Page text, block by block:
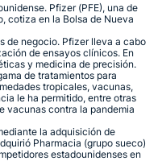
Pfizer (PFE), una de
cotiza en la Bolsa de Nueva
de negocio. Pfizer lleva a cabo
de ensayos clínicos. En
y medicina de precisión.
de tratamientos para
tropicales, vacunas,
le ha permitido, entre otras
vacunas contra la pandemia
la adquisición de
Pharmacia (grupo sueco)
estadounidenses en